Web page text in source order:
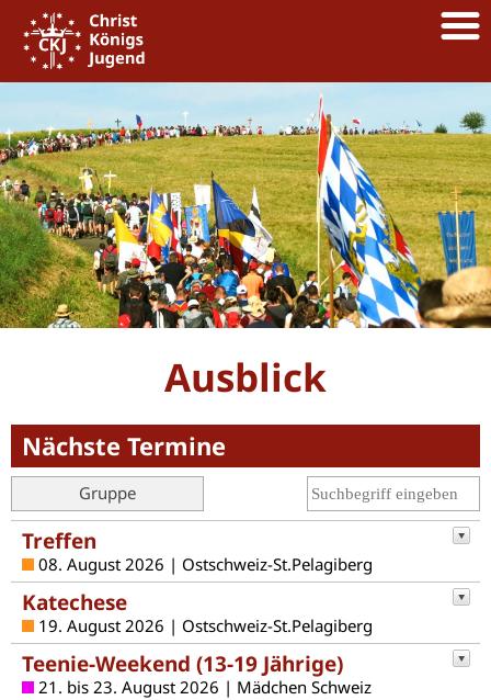
Ausblick
Nächste Termine
Gruppe
Treffen
08. August 2026 | Ostschweiz-St.Pelagiberg
Katechese
19. August 2026 | Ostschweiz-St.Pelagiberg
Teenie-Weekend (13-19 Jährige)
21. bis 23. August 2026 | Mädchen Schweiz